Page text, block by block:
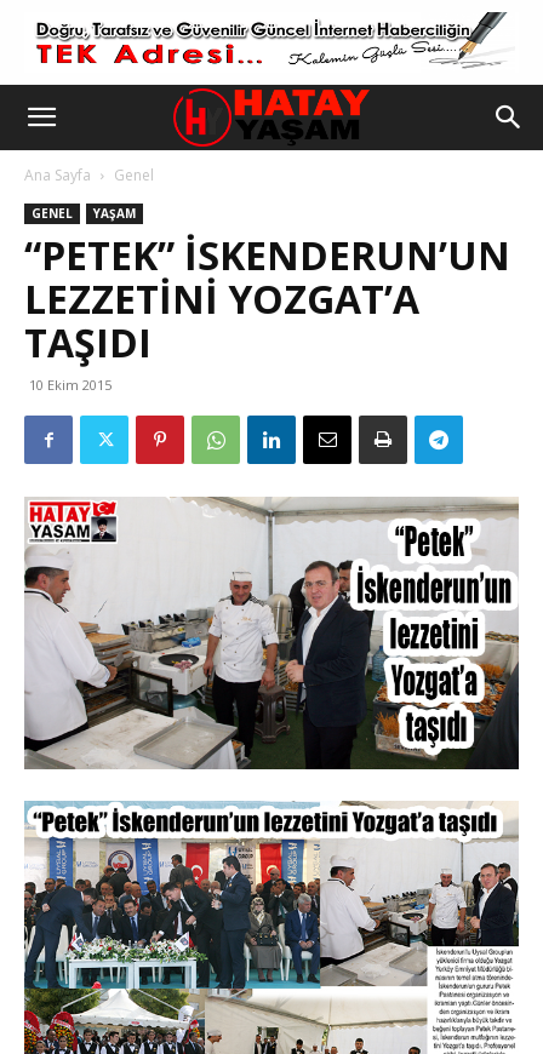
Ana Sayfa Genel
GENEL YAŞAM
“PETEK” İSKENDERUN’UN
LEZZETINI YOZGAT’A
TAŞIDI
10 Ekim 2015